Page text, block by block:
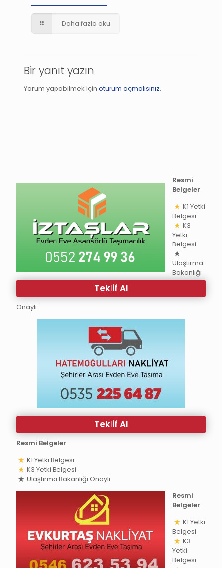
Daha fazla oku
Bir yanıt yazın
Yorum yapabilmek için oturum açmalısınız.
Teklif Al
Resmi
Belgeler
K1 Yetki
Belgesi
K3
Yetki
Belgesi
Ulaştırma
Bakanlığı
Onaylı
Teklif Al
Resmi Belgeler
K1 Yetki Belgesi
K3 Yetki Belgesi
Ulaştırma Bakanlığı Onaylı
Resmi
Belgeler
K1 Yetki
Belgesi
K3
Yetki
Belgesi